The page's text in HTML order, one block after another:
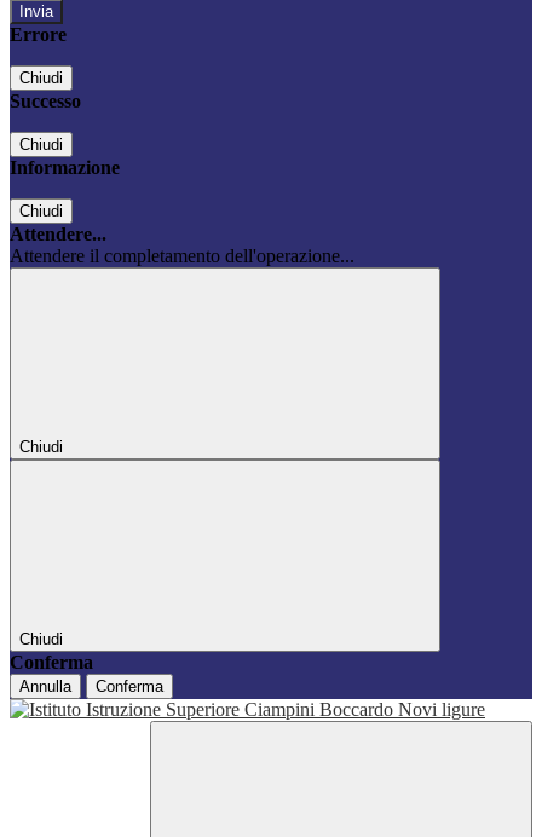
Errore
Chiudi
Successo
Chiudi
Informazione
Chiudi
Attendere...
Attendere il completamento dell'operazione...
Chiudi
Chiudi
Conferma
Annulla Conferma